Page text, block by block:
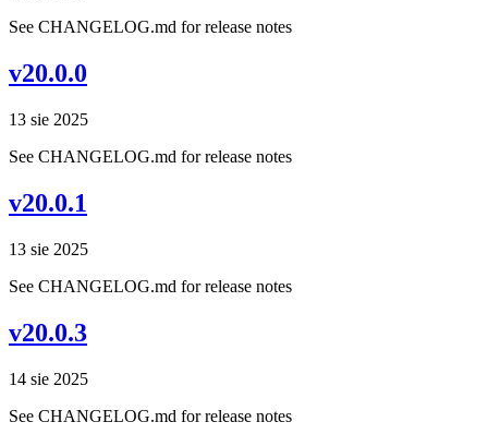
See CHANGELOG.md for release notes
v20.0.0
13 sie 2025
See CHANGELOG.md for release notes
v20.0.1
13 sie 2025
See CHANGELOG.md for release notes
v20.0.3
14 sie 2025
See CHANGELOG.md for release notes